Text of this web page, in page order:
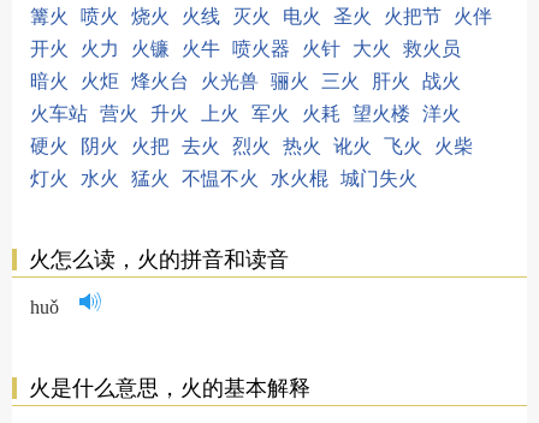
篝火
喷火 烧火 火线 灭火 电火 圣火 火把节
火伴
开火
火力 火镰 火牛 喷火器 火针 大火
救火员
暗火
火炬 烽火台 火光兽 骊火 三火 肝火
战火
火车站 营火 升火 上火 军火 火耗 望火楼
洋火
硬火
阴火 火把 去火 烈火 热火 讹火 飞火
火柴
灯火
水火 猛火 不愠不火 水火棍 城门失火
火怎么读，火的拼音和读音
huǒ
火是什么意思，火的基本解释